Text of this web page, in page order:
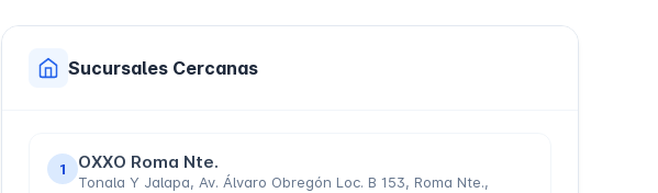
Sucursales Cercanas
1 OXXO Roma Nte.
Tonala Y Jalapa, Av. Álvaro Obregón Loc. B 153, Roma Nte.,